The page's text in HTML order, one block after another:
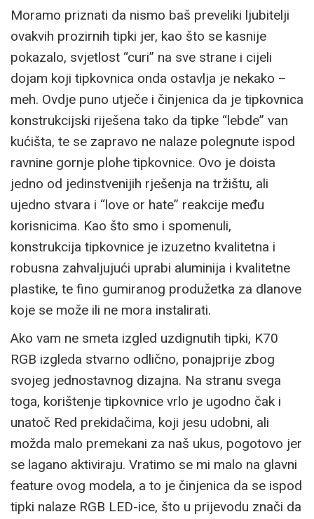
Moramo priznati da nismo baš preveliki ljubitelji
ovakvih prozirnih tipki jer, kao što se kasnije
pokazalo, svjetlost “curi” na sve strane i cijeli
dojam koji tipkovnica onda ostavlja je nekako –
meh. Ovdje puno utječe i činjenica da je tipkovnica
konstrukcijski riješena tako da tipke “lebde” van
kućišta, te se zapravo ne nalaze polegnute ispod
ravnine gornje plohe tipkovnice. Ovo je doista
jedno od jedinstvenijih rješenja na tržištu, ali
ujedno stvara i “love or hate” reakcije među
korisnicima. Kao što smo i spomenuli,
konstrukcija tipkovnice je izuzetno kvalitetna i
robusna zahvaljujući uprabi aluminija i kvalitetne
plastike, te fino gumiranog produžetka za dlanove
koje se može ili ne mora instalirati.
Ako vam ne smeta izgled uzdignutih tipki, K70
RGB izgleda stvarno odlično, ponajprije zbog
svojeg jednostavnog dizajna. Na stranu svega
toga, korištenje tipkovnice vrlo je ugodno čak i
unatoč Red prekidačima, koji jesu udobni, ali
možda malo premekani za naš ukus, pogotovo jer
se lagano aktiviraju. Vratimo se mi malo na glavni
feature ovog modela, a to je činjenica da se ispod
tipki nalaze RGB LED-ice, što u prijevodu znači da